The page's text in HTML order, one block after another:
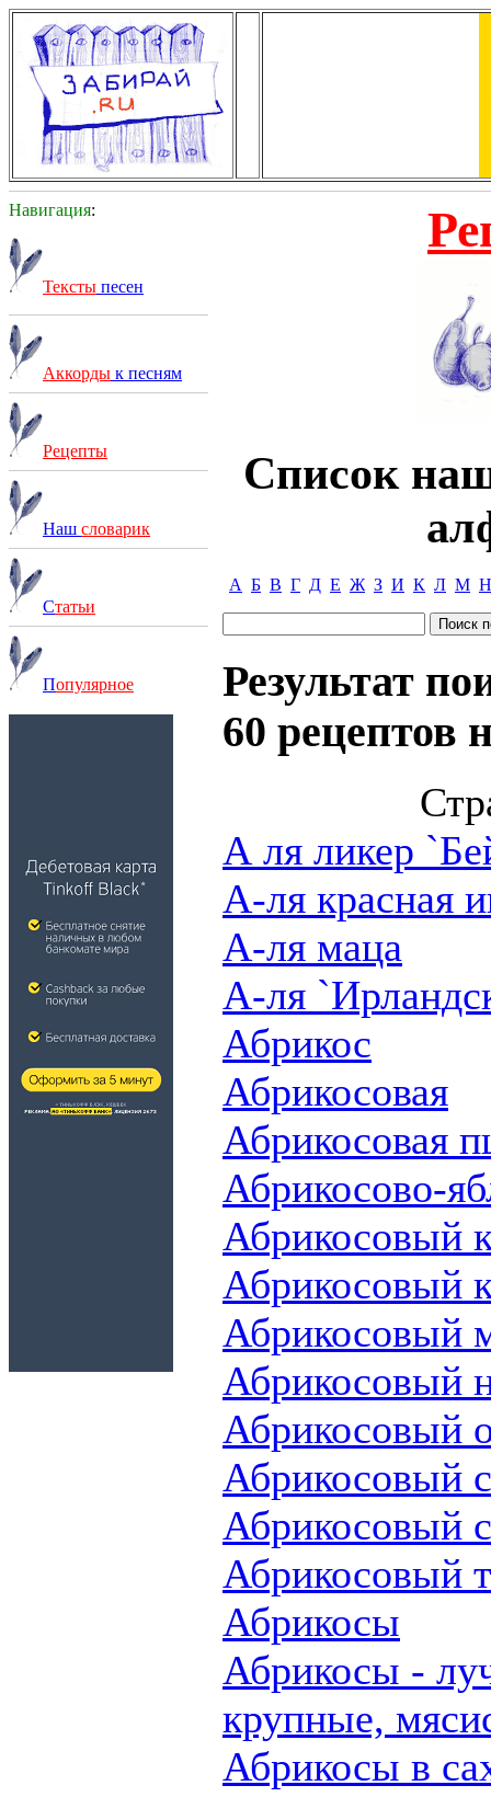
Навигация:
Тексты песен
Аккорды к песням
Рецепты
Наш словарик
Статьи
Популярное
Список
А Б В Г Д Е Ж З И К Л М Н
Результат
60 рецептов
А ля ликер
А-ля красная
А-ля маца
А-ля
Абрикос
Абрикосовая
Абрикосовая
Абрикосово-
Абрикосовый
Абрикосовый
Абрикосовый
Абрикосовый
Абрикосовый
Абрикосовый
Абрикосовый
Абрикосовый
Абрикосы
Абрикосы -
крупные,
Абрикосы в